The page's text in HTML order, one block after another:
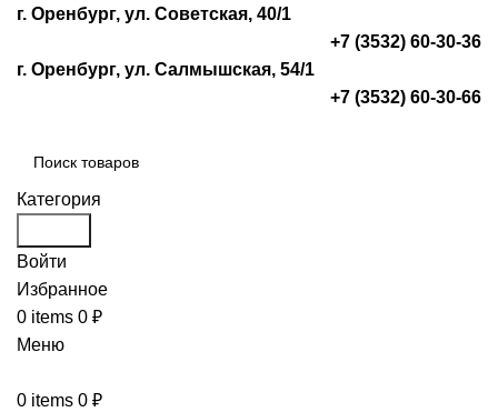
г. Оренбург, ул. Советская, 40/1
+7 (3532) 60-30-36
г. Оренбург, ул. Салмышская, 54/1
+7 (3532) 60-30-66
Категория
Войти
Избранное
0 items 0 ₽
Меню
0 items 0 ₽